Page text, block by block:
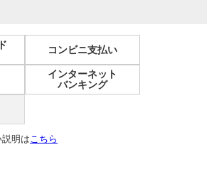
コンビニ支払い
インターネット
バンキング
明はこちら